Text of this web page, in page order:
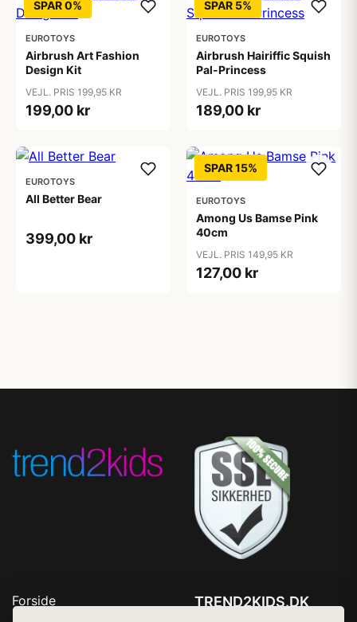
SPAR 0%
EUROTOYS
Airbrush Art Fashion
Design Kit
VEJL. PRIS 199,95 KR
199,00 kr
SPAR 5%
EUROTOYS
Airbrush Hairiffic Squish
Pal-Princess
VEJL. PRIS 199,95 KR
189,00 kr
EUROTOYS
All Better Bear
399,00 kr
SPAR 15%
EUROTOYS
Among Us Bamse Pink
40cm
VEJL. PRIS 149,95 KR
127,00 kr
Forside
TREND2KIDS.DK